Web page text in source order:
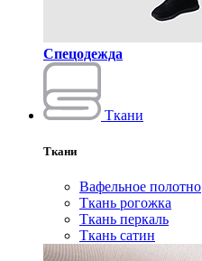
Спецодежда
Ткани
Ткани
Вафельное полотно
Ткань рогожка
Ткань перкаль
Ткань сатин